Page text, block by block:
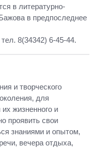
в литературно-
в предпоследнее
8(34342) 6-45-44.
и творческого
для
жизненного и
проявить свои
знаниями и опытом,
вечера отдыха,